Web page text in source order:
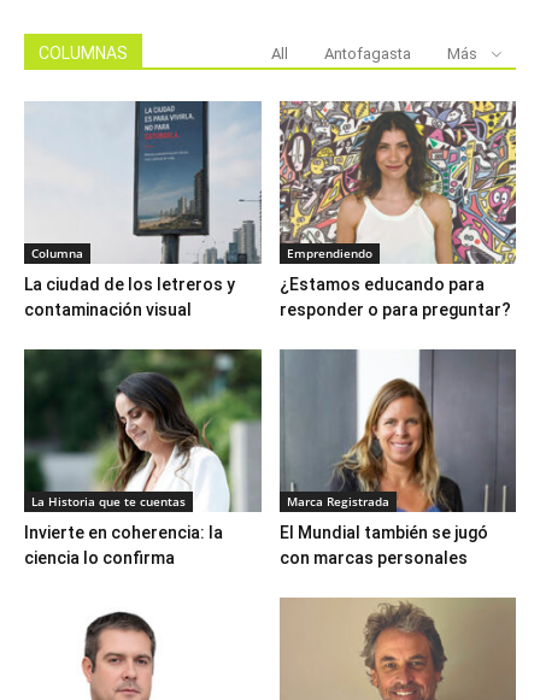
COLUMNAS All Antofagasta Más
Columna
La ciudad de los letreros y
contaminación visual
Emprendiendo
¿Estamos educando para
responder o para preguntar?
La Historia que te cuentas
Invierte en coherencia: la
ciencia lo confirma
Marca Registrada
El Mundial también se jugó
con marcas personales